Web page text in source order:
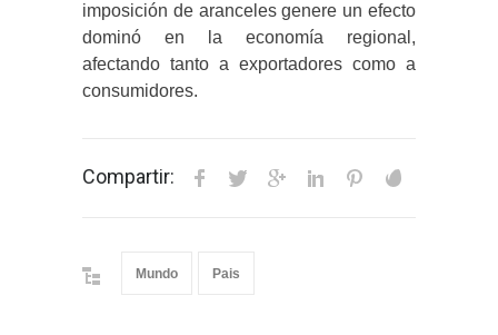
imposición de aranceles genere un efecto
dominó en la economía regional,
afectando tanto a exportadores como a
consumidores.
Compartir:
Mundo Pais